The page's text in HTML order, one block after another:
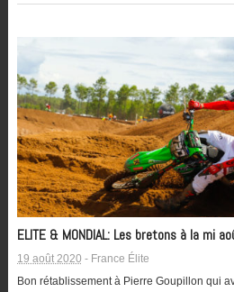
ELITE & MONDIAL: Les bretons à la mi
19 août 2020 - France Élite
Bon rétablissement à Pierre Goupillon qui